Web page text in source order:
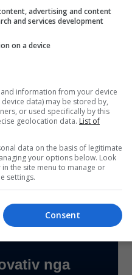
për subjektet
zgjasë 10 ditë e 7
shortit për numrat
periudha e fushatës
e certifikuar të
të mëngjesit të
të KQZ-së.
advertising and content
and services development
on a device
information from your device
data) may be stored by,
or used specifically by this
geolocation data. List of
data on the basis of legitimate
your options below. Look
the site menu to manage or
settings.
Consent